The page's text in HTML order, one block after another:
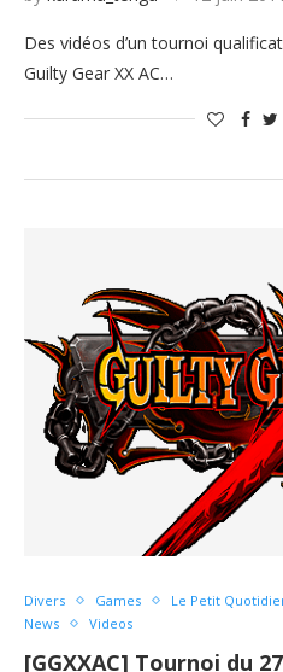
Des vidéos d’un tournoi
Guilty Gear XX AC…
Divers Games Le Petit
News
Videos
[GGXXAC] Tournoi du